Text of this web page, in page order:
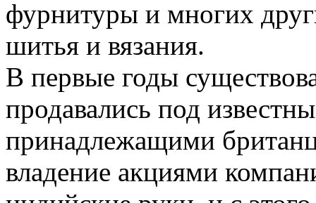
фурнитуры и многих
шитья и вязания.
В первые годы
продавались под
принадлежащими
владение акциями